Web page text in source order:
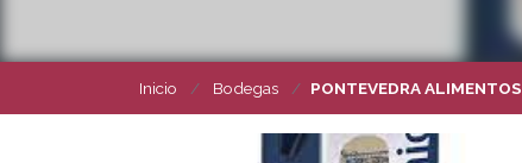
Inicio Bodegas PONTEVEDRA ALIMENTOS